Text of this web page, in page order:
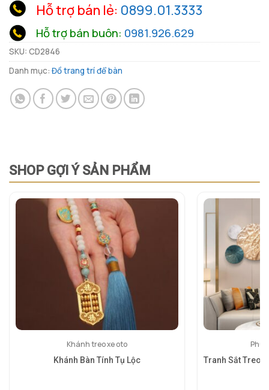
Hỗ trợ bán lẻ: 0899.01.3333
Hỗ trợ bán buôn: 0981.926.629
SKU: CD2846
Danh mục: Đồ trang trí để bàn
SHOP GỢI Ý SẢN PHẨM
Khánh treo xe oto
Khánh Bàn Tính Tụ Lộc
Phù
Tranh Sắt Treo